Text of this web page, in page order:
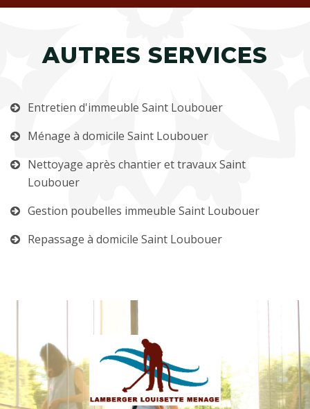
AUTRES SERVICES
Entretien d'immeuble Saint Loubouer
Ménage à domicile Saint Loubouer
Nettoyage après chantier et travaux Saint
Loubouer
Gestion poubelles immeuble Saint Loubouer
Repassage à domicile Saint Loubouer